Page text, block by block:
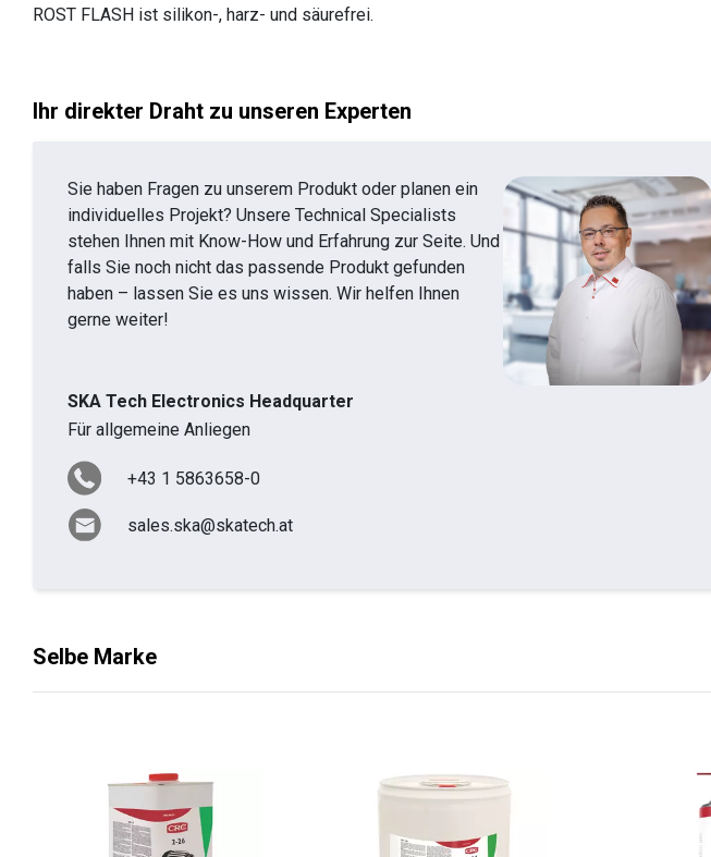
ROST FLASH ist silikon-, harz- und säurefrei.
Ihr direkter Draht zu unseren Experten
Sie haben Fragen zu unserem Produkt oder planen ein
individuelles Projekt? Unsere Technical Specialists
stehen Ihnen mit Know-How und Erfahrung zur Seite. Und
falls Sie noch nicht das passende Produkt gefunden
haben – lassen Sie es uns wissen. Wir helfen Ihnen
gerne weiter!
SKA Tech Electronics Headquarter
Für allgemeine Anliegen
+43 1 5863658-0
sales.ska@skatech.at
Selbe Marke